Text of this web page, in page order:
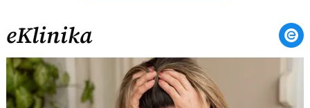
eKlinika